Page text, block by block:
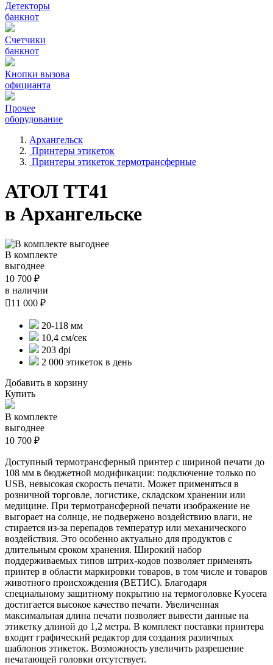
Детекторы
банкнот
Счетчики
банкнот
Кнопки вызова
официанта
Прочее
оборудование
Архангельск
Принтеры этикеток
Принтеры этикеток термотрансферные
АТОЛ ТТ41
в Архангельске
В комплекте
выгоднее
10 700 ₽
в наличии
11 000 ₽
20-118 мм
10,4 см/сек
203 dpi
2 000 этикеток в день
Добавить в корзину
Купить
В комплекте
выгоднее
10 700 ₽
Доступный термотрансферный принтер с шириной печати до
108 мм в бюджетной модификации: подключение только по
USB, невысокая скорость печати. Может применяться в
розничной торговле, логистике, складском хранении или
медицине. При термотрансферной печати изображение не
выгорает на солнце, не подвержено воздействию влаги, не
стирается из-за перепадов температур или механического
воздействия. Это особенно актуально для продуктов с
длительным сроком хранения. Широкий набор
поддерживаемых типов штрих-кодов позволяет применять
принтер в области маркировки товаров, в том числе и товаров
животного происхождения (ВЕТИС). Благодаря
специальному защитному покрытию на термоголовке Kyocera
достигается высокое качество печати. Увеличенная
максимальная длина печати позволяет вывести данные на
этикетку длиной до 1,2 метра. В комплект поставки принтера
входит графический редактор для создания различных
шаблонов этикеток. Возможность увеличить разрешение
печатающей головки отсутствует.